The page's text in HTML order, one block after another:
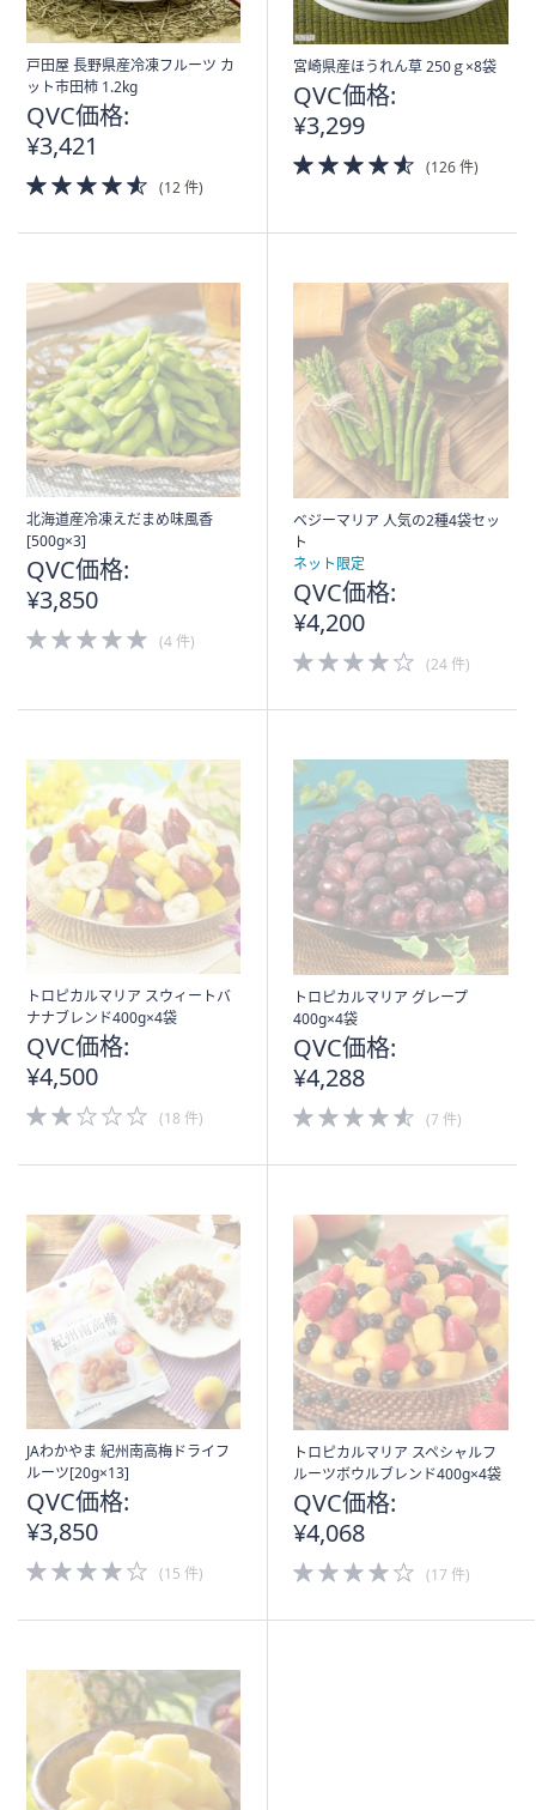
戸田屋 長野県産冷凍フルーツ カ
ット市田柿 1.2kg
QVC価格:
¥3,421
4.5
of
(12 件)
宮崎県産ほうれん草 250ｇ×8袋
QVC価格:
¥3,299
4.5
of
(126 件)
北海道産冷凍えだまめ味風香
[500g×3]
QVC価格:
¥3,850
5.0
of
(4 件)
ベジーマリア 人気の2種4袋セッ
ト
ネット限定
QVC価格:
¥4,200
4.0
of
(24 件)
トロピカルマリア スウィートバ
ナナブレンド400g×4袋
QVC価格:
¥4,500
2.0
of
(18 件)
トロピカルマリア グレープ
400g×4袋
QVC価格:
¥4,288
4.5
of
(7 件)
JAわかやま 紀州南高梅ドライフ
ルーツ[20g×13]
QVC価格:
¥3,850
4.0
of
(15 件)
トロピカルマリア スペシャルフ
ルーツボウルブレンド400g×4袋
QVC価格:
¥4,068
4.0
of
(17 件)